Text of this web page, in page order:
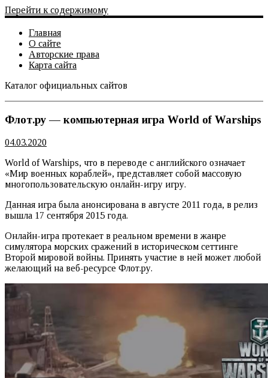
Перейти к содержимому
Главная
О сайте
Авторские права
Карта сайта
Каталог официальных сайтов
Флот.ру — компьютерная игра World of Warships
04.03.2020
World of Warships, что в переводе с английского означает
«Мир военных кораблей», представляет собой массовую
многопользовательскую онлайн-игру игру.
Данная игра была анонсирована в августе 2011 года, в релиз
вышла 17 сентября 2015 года.
Онлайн-игра протекает в реальном времени в жанре
симулятора морских сражений в историческом сеттинге
Второй мировой войны. Принять участие в ней может любой
желающий на веб-ресурсе Флот.ру.